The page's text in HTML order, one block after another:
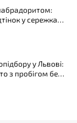
у сережках і
у Львові:
з пробігом без